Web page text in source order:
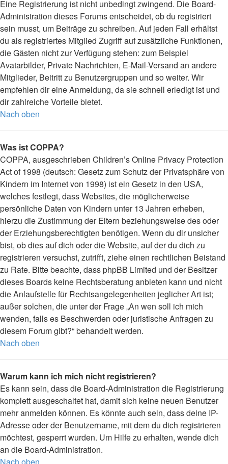
Eine Registrierung ist nicht unbedingt zwingend. Die Board-
Administration dieses Forums entscheidet, ob du registriert
sein musst, um Beiträge zu schreiben. Auf jeden Fall erhältst
du als registriertes Mitglied Zugriff auf zusätzliche Funktionen,
die Gästen nicht zur Verfügung stehen: zum Beispiel
Avatarbilder, Private Nachrichten, E-Mail-Versand an andere
Mitglieder, Beitritt zu Benutzergruppen und so weiter. Wir
empfehlen dir eine Anmeldung, da sie schnell erledigt ist und
dir zahlreiche Vorteile bietet.
Nach oben
Was ist COPPA?
COPPA, ausgeschrieben Children’s Online Privacy Protection
Act of 1998 (deutsch: Gesetz zum Schutz der Privatsphäre von
Kindern im Internet von 1998) ist ein Gesetz in den USA,
welches festlegt, dass Websites, die möglicherweise
persönliche Daten von Kindern unter 13 Jahren erheben,
hierzu die Zustimmung der Eltern beziehungsweise des oder
der Erziehungsberechtigten benötigen. Wenn du dir unsicher
bist, ob dies auf dich oder die Website, auf der du dich zu
registrieren versuchst, zutrifft, ziehe einen rechtlichen Beistand
zu Rate. Bitte beachte, dass phpBB Limited und der Besitzer
dieses Boards keine Rechtsberatung anbieten kann und nicht
die Anlaufstelle für Rechtsangelegenheiten jeglicher Art ist;
außer solchen, die unter der Frage „An wen soll ich mich
wenden, falls es Beschwerden oder juristische Anfragen zu
diesem Forum gibt?“ behandelt werden.
Nach oben
Warum kann ich mich nicht registrieren?
Es kann sein, dass die Board-Administration die Registrierung
komplett ausgeschaltet hat, damit sich keine neuen Benutzer
mehr anmelden können. Es könnte auch sein, dass deine IP-
Adresse oder der Benutzername, mit dem du dich registrieren
möchtest, gesperrt wurden. Um Hilfe zu erhalten, wende dich
an die Board-Administration.